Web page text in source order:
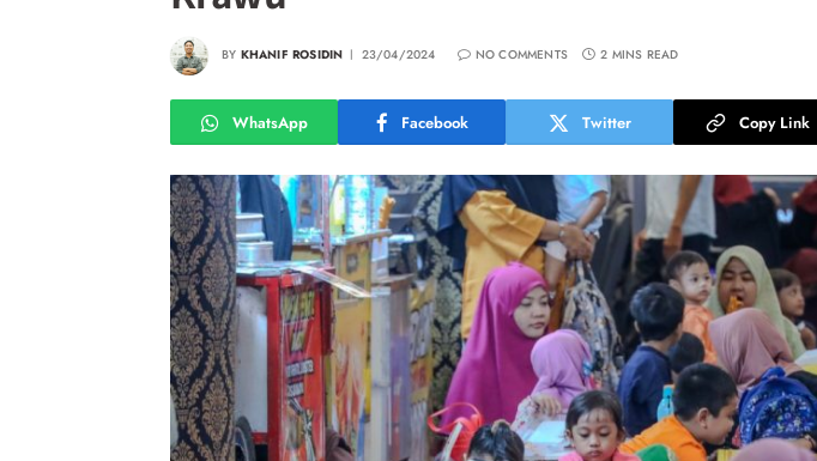
BY KHANIF ROSIDIN 23/04/2024 NO COMMENTS 2 MINS READ
WhatsApp Facebook Twitter Copy Link